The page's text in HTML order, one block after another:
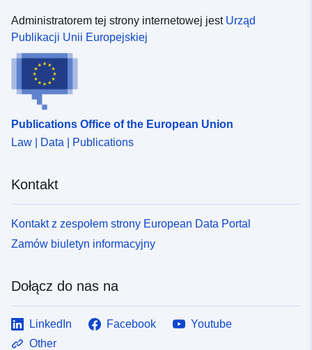
] ]
Typ:
Zasoby
przestrzenne:
Identyfikatory:
http://descartes-dev.cete-
uriRef:
http://data.europa.eu/88u/dataset/
120066022-srv-b6327e55-4bbf-
Typ:
http://inspire.ec.europa.eu/
codelist/ResourceType/services
Administratorem tej strony internetowej jest Urząd
Publikacji Unii Europejskiej
Publications Office of the European Union
Law | Data | Publications
Kontakt
Kontakt z zespołem strony European Data Portal
Zamów biuletyn informacyjny
Dołącz do nas na
LinkedIn Facebook
Youtube
Other